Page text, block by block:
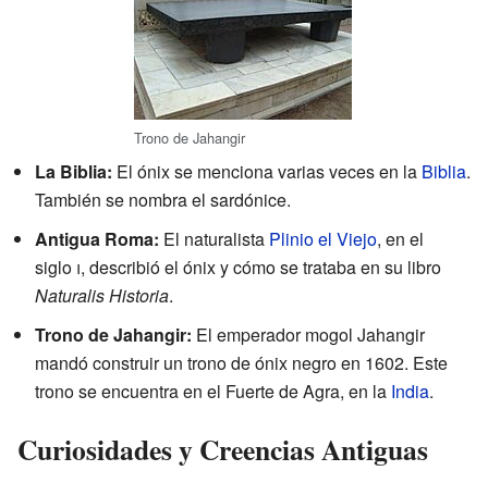
Trono de Jahangir
La Biblia: El ónix se menciona varias veces en la Biblia.
También se nombra el sardónice.
Antigua Roma: El naturalista Plinio el Viejo, en el
siglo i, describió el ónix y cómo se trataba en su libro
Naturalis Historia.
Trono de Jahangir: El emperador mogol Jahangir
mandó construir un trono de ónix negro en 1602. Este
trono se encuentra en el Fuerte de Agra, en la India.
Curiosidades y Creencias Antiguas